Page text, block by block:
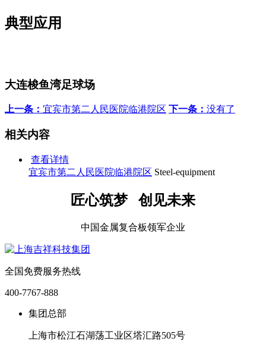
典型应用
大连梭鱼湾足球场
上一条： 宜宾市第二人民医院临港院区 下一条： 没有了
相关内容
查看详情
宜宾市第二人民医院临港院区 Steel-equipment
匠心筑梦 创见未来
中国金属复合板领军企业
全国免费服务热线
400-7767-888
集团总部
上海市松江石湖荡工业区塔汇路505号